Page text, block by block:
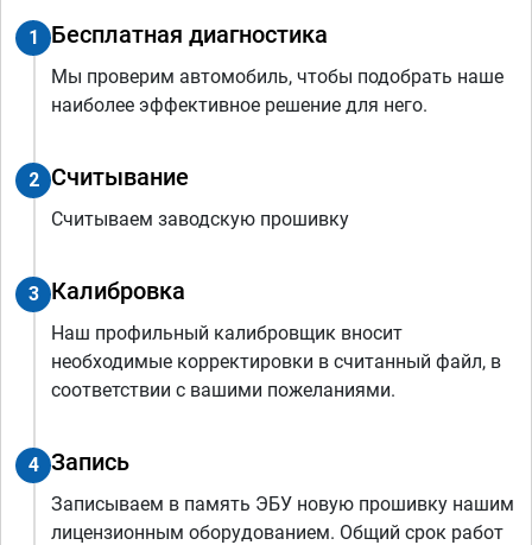
1 Бесплатная диагностика
Мы проверим автомобиль, чтобы подобрать наше
наиболее эффективное решение для него.
2 Считывание
Считываем заводскую прошивку
3 Калибровка
Наш профильный калибровщик вносит
необходимые корректировки в считанный файл, в
соответствии с вашими пожеланиями.
4 Запись
Записываем в память ЭБУ новую прошивку нашим
лицензионным оборудованием. Общий срок работ